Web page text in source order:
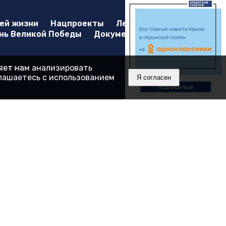
жизни Нацпроекты
Лента
Великой Победы
Документы
нам анализировать
с использованием
Я согласен